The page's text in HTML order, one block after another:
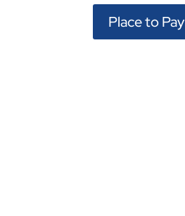
Place to Pay